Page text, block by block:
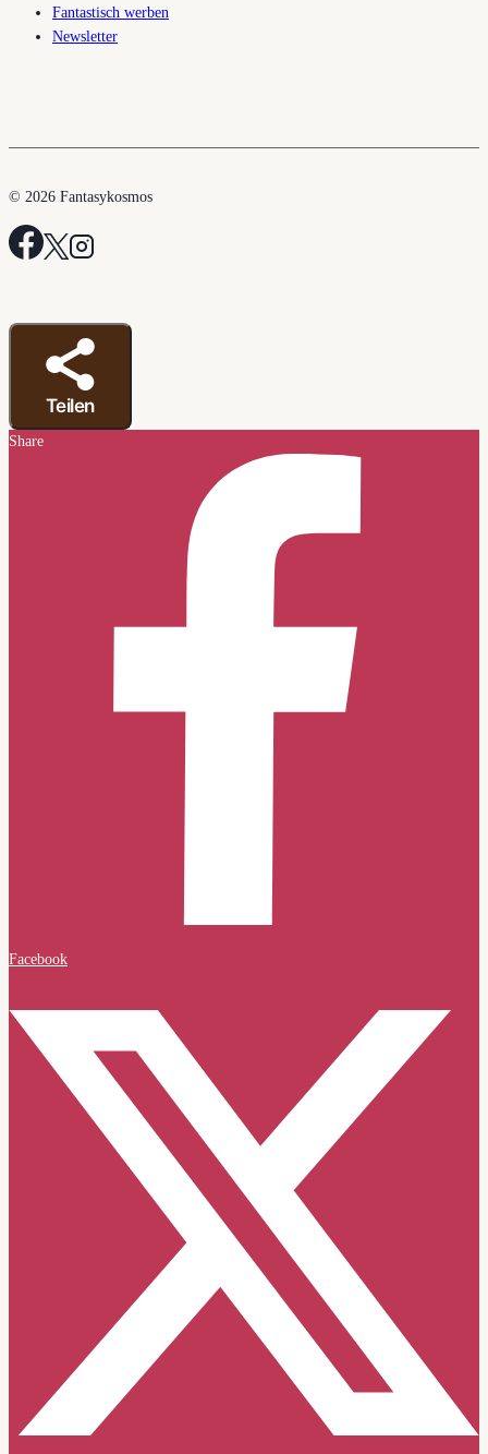
Fantastisch werben
Newsletter
© 2026 Fantasykosmos
Teilen
Share
Facebook